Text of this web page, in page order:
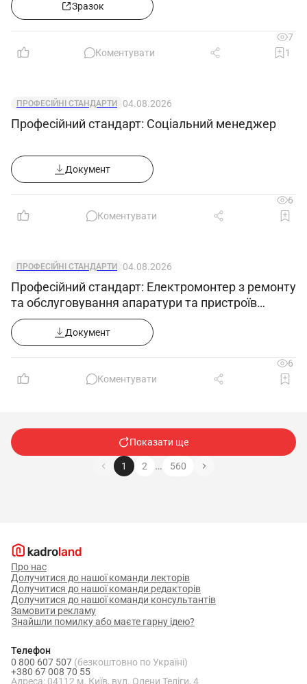
Класифікатором професій»
Зразок
7
Коментувати
1
ПРОФЕСІЙНІ СТАНДАРТИ 04.08.2026
Професійний стандарт: Соціальний менеджер
Документ
6
Коментувати
ПРОФЕСІЙНІ СТАНДАРТИ 04.08.2026
Професійний стандарт: Електромонтер з ремонту
та обслуговування апаратури та пристроїв
зв'язку
Документ
6
Коментувати
Показати ще
1 2 … 560
Про нас
Долучитися до нашої команди лекторів
Долучитися до нашої команди редакторів
Долучитися до нашої команди консультантів
Замовити рекламу
Знайшли помилку або маєте гарну ідею?
Телефон
0 800 607 507 (безкоштовно по Україні)
+380 67 008 70 55
Адреса: 04112 м. Київ, вул. Олени Теліги, 4